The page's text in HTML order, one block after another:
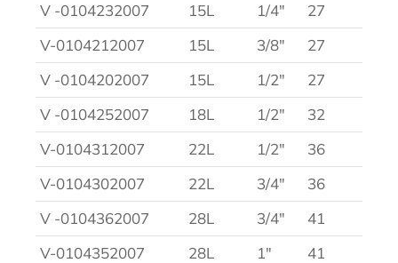
V -0104232007
15L 1/4″
27
V-0104212007
15L 3/8″
27
V -0104202007
15L 1/2″
27
V -0104252007
18L 1/2″
32
V-0104312007
22L 1/2″
36
V-0104302007
22L 3/4″
36
V -0104362007
28L 3/4″
41
V-0104352007
28L 1″ 41